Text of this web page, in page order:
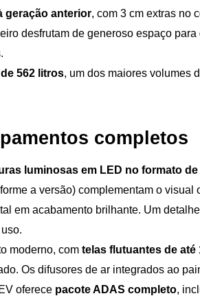
geração anterior, com 3 cm extras no
desfrutam de generoso espaço
562 litros, um dos maiores volumes
completos
luminosas em LED no formato
a versão) complementam o
em acabamento brilhante. Um
moderno, com telas flutuantes de até
Os difusores de ar integrados ao
oferece pacote ADAS completo,